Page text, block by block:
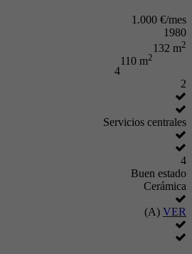
1.000 €/mes
1980
132 m2
110 m2
4
2
Servicios centrales
4
Buen estado
Cerámica
(A) VER